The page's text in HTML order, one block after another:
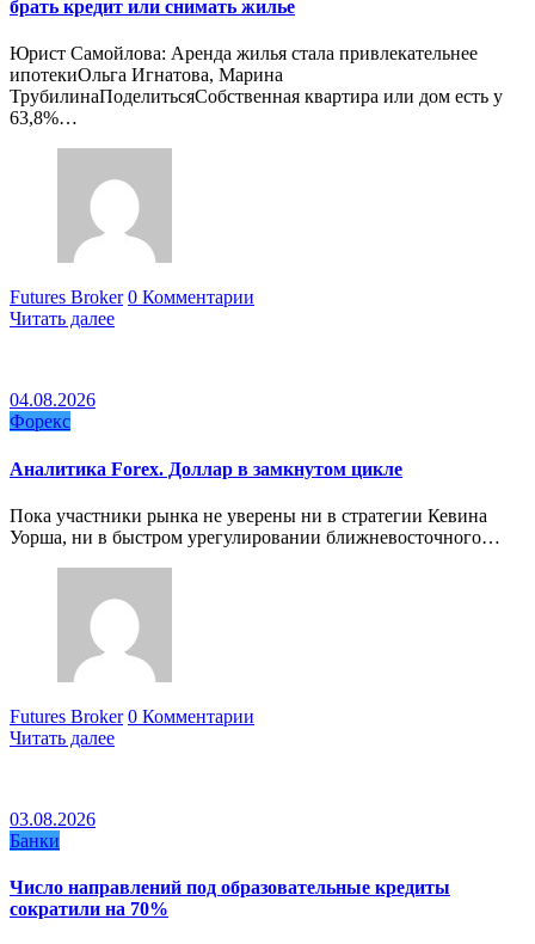
брать кредит или снимать жилье
Юрист Самойлова: Аренда жилья стала привлекательнее
ипотекиОльга Игнатова, Марина
ТрубилинаПоделитьсяСобственная квартира или дом есть у
63,8%…
Futures Broker 0 Комментарии
Читать далее
04.08.2026
Форекс
Аналитика Forex. Доллар в замкнутом цикле
Пока участники рынка не уверены ни в стратегии Кевина
Уорша, ни в быстром урегулировании ближневосточного…
Futures Broker 0 Комментарии
Читать далее
03.08.2026
Банки
Число направлений под образовательные кредиты
сократили на 70%